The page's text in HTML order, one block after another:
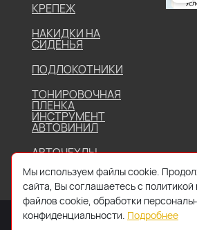
КРЕПЕЖ
НАКИДКИ НА
СИДЕНЬЯ
ПОДЛОКОТНИКИ
ТОНИРОВОЧНАЯ
ПЛЕНКА
ИНСТРУМЕНТ
АВТОВИНИЛ
АВТОЧЕХЛЫ
Мы используем файлы cookie.
сайта, Вы соглашаетесь с политикой
файлов cookie, обработки
конфиденциальности. Подробнее